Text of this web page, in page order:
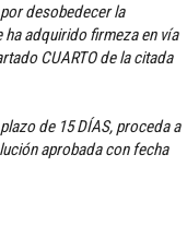
desobedecer la
ha adquirido firmeza en vía
CUARTO de la citada
de 15 DÍAS, proceda a
aprobada con fecha